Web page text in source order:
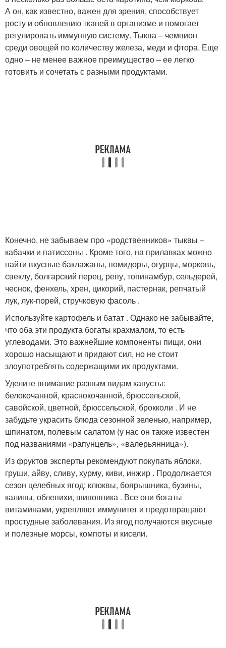
А он, как известно, важен для зрения, способствует
росту и обновлению тканей в организме и помогает
регулировать иммунную систему. Тыква – чемпион
среди овощей по количеству железа, меди и фтора. Еще
одно – не менее важное преимущество – ее легко
готовить и сочетать с разными продуктами.
Конечно, не забываем про «родственников» тыквы –
кабачки и патиссоны . Кроме того, на прилавках можно
найти вкусные баклажаны, помидоры, огурцы, морковь,
свеклу, болгарский перец, репу, топинамбур, сельдерей,
чеснок, фенхель, хрен, цикорий, пастернак, репчатый
лук, лук-порей, стручковую фасоль .
Используйте картофель и батат . Однако не забывайте,
что оба эти продукта богаты крахмалом, то есть
углеводами. Это важнейшие компоненты пищи, они
хорошо насыщают и придают сил, но не стоит
злоупотреблять содержащими их продуктами.
Уделите внимание разным видам капусты:
белокочанной, краснокочанной, брюссельской,
савойской, цветной, брюссельской, брокколи . И не
забудьте украсить блюда сезонной зеленью, например,
шпинатом, полевым салатом (у нас он также известен
под названиями «рапунцель», «валерьянница»).
Из фруктов эксперты рекомендуют покупать яблоки,
груши, айву, сливу, хурму, киви, инжир . Продолжается
сезон целебных ягод: клюквы, боярышника, бузины,
калины, облепихи, шиповника . Все они богаты
витаминами, укрепляют иммунитет и предотвращают
простудные заболевания. Из ягод получаются вкусные
и полезные морсы, компоты и кисели.